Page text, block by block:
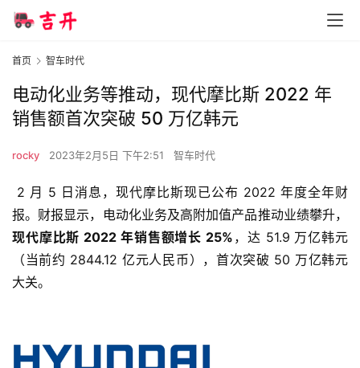
首页 智车时代
电动化业务等推动，现代摩比斯 2022 年
销售额首次突破 50 万亿韩元
rocky 2023年2月5日 下午2:51 智车时代
2 月 5 日消息，现代摩比斯现已公布 2022 年度全年财
报。财报显示，电动化业务及高附加值产品推动业绩攀升，
现代摩比斯 2022 年销售额增长 25% ，达 51.9 万亿韩元
（当前约 2844.12 亿元人民币），首次突破 50 万亿韩元
大关。